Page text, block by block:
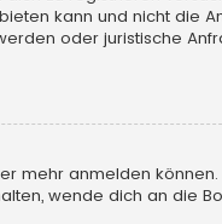
kann und nicht die
oder juristische
mehr anmelden können.
wende dich an die